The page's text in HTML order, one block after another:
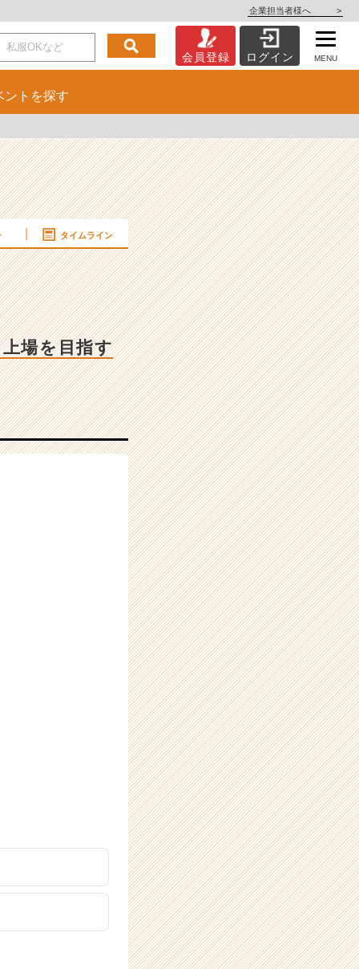
企業担当者様へ >
会員登録 ログイン MENU
ント を探す
タイムライン
場を目指す